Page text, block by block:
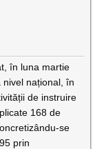
în luna martie
național, în
de instruire
168 de
se
prin